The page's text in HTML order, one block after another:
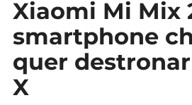
Carreira
Casa
Lifestyle
Xiaomi Mi Mix
smartphone
quer
X